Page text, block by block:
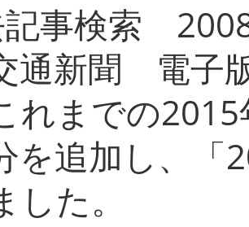
事検索
通新聞 電子
れまでの
を追加し、「
まし